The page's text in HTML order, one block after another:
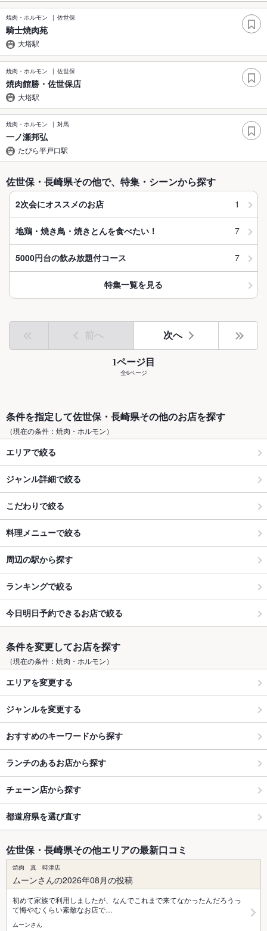
焼肉・ホルモン 佐世保
騎士焼肉苑
大塔駅
焼肉・ホルモン 佐世保
焼肉館勝・佐世保店
大塔駅
焼肉・ホルモン 対馬
一ノ瀬邦弘
たびら平戸口駅
佐世保・長崎県その他で、特集・シーンから探す
2次会にオススメのお店 1
地鶏・焼き鳥・焼きとんを食べたい！ 7
5000円台の飲み放題付コース 7
特集一覧を見る
前へ 次へ
1ページ目
全6ページ
条件を指定して佐世保・長崎県その他のお店を探す
（現在の条件：焼肉・ホルモン）
エリアで絞る
ジャンル詳細で絞る
こだわりで絞る
料理メニューで絞る
周辺の駅から探す
ランキングで絞る
今日明日予約できるお店で絞る
条件を変更してお店を探す
（現在の条件：焼肉・ホルモン）
エリアを変更する
ジャンルを変更する
おすすめのキーワードから探す
ランチのあるお店から探す
チェーン店から探す
都道府県を選び直す
佐世保・長崎県その他エリアの最新口コミ
焼肉 真 時津店
ムーンさんの2026年08月の投稿
初めて家族で利用しましたが、なんでこれまで来てなかったんだろうっ
て悔やむくらい素敵なお店で…
ムーンさん